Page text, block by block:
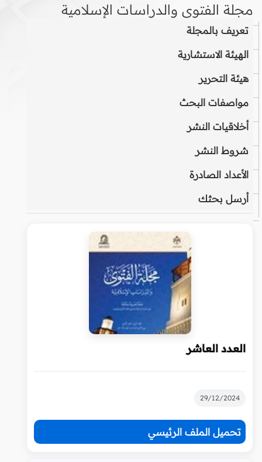
مجلة الفتوى والدراسات الإسلامية
تعريف بالمجلة
الهيئة الاستشارية
هيئة التحرير
مواصفات البحث
أخلاقيات النشر
شروط النشر
الأعداد الصادرة
أرسل بحثك
العدد العاشر
29/12/2024
تحميل الملف الرئيسي